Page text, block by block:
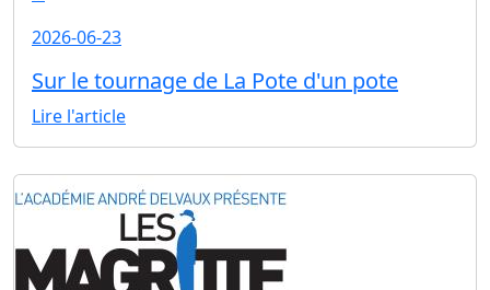
2026-06-23
Sur le tournage de La Pote d'un pote
Lire l'article